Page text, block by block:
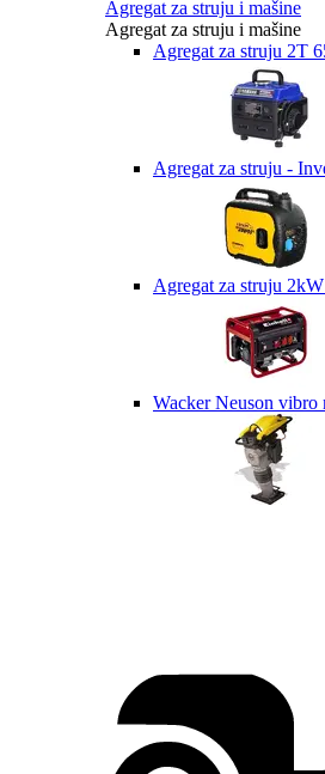
Agregat za struju i mašine
Agregat za struju i mašine
Agregat za struju 2T
Agregat za struju -
Agregat za struju
Wacker Neuson vibro